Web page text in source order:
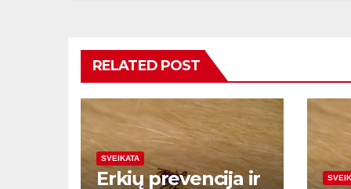
RELATED POST
SVEIKATA
Erkių prevencija ir